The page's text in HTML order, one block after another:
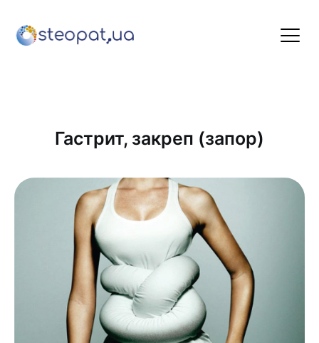
Гастрит, закреп (запор)